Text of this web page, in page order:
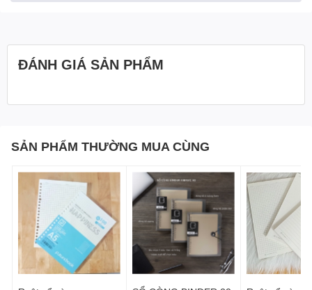
được gọi là “ siêu phẩm ” ? Hãy cùng theo A! New khám
phá dòng sổ còng siêu hot này nhé
Sổ gáy còng B5
có phần bìa nhựa cứng cáp, bìa
giấy được sử dụng gam màu pastel dễ chịu, rất hài
hoà
Sổ bìa nhựacó phần gáy còng dễ mở, nhưng cực kì
ĐÁNH GIÁ SẢN PHẨM
SẢN PHẨM THƯỜNG MUA CÙNG